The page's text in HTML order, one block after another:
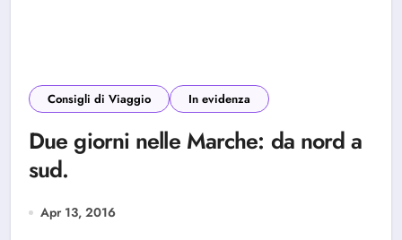
Consigli di Viaggio In evidenza
Due giorni nelle Marche: da nord a
sud.
Apr 13, 2016